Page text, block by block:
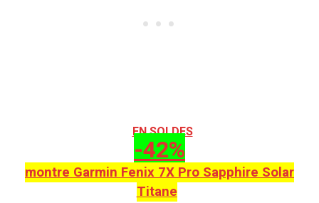
EN SOLDES
-42%
montre Garmin Fenix 7X Pro Sapphire Solar
Titane